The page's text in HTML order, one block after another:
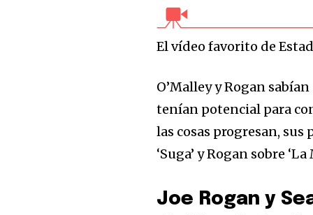
El vídeo favorito de
O’Malley y Rogan
tenían ͏potencial para
las cosas progresan,
‘Suga’ y Rogan sobre
Joe Rogan y